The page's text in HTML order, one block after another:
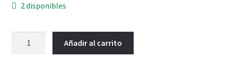
2 disponibles
Añadir al carrito